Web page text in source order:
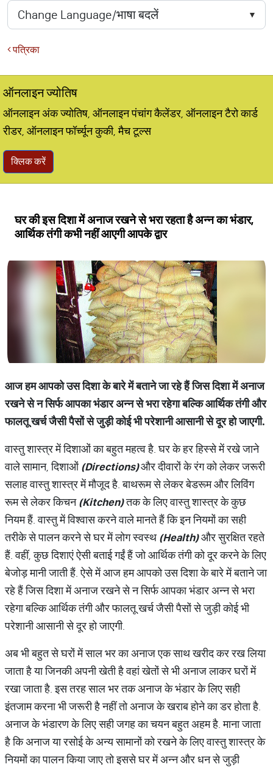
पत्रिका
ऑनलाइन ज्योतिष
ऑनलाइन अंक ज्योतिष, ऑनलाइन पंचांग कैलेंडर, ऑनलाइन टैरो कार्ड
रीडर, ऑनलाइन फॉर्च्यून कुकी, मैच टूल्स
क्लिक करें
घर की इस दिशा में अनाज रखने से भरा रहता है अन्न का भंडार,
आर्थिक तंगी कभी नहीं आएगी आपके द्वार
आज हम आपको उस दिशा के बारे में बताने जा रहे हैं जिस दिशा में अनाज
रखने से न सिर्फ आपका भंडार अन्न से भरा रहेगा बल्कि आर्थिक तंगी और
फालतू खर्च जैसी पैसों से जुड़ी कोई भी परेशानी आसानी से दूर हो जाएगी.
वास्तु शास्त्र में दिशाओं का बहुत महत्व है. घर के हर हिस्से में रखे जाने
वाले सामान, दिशाओं(Directions)और दीवारों के रंग को लेकर जरूरी
सलाह वास्तु शास्त्र में मौजूद है. बाथरूम से लेकर बेडरूम और लिविंग
रूम से लेकर किचन(Kitchen)तक के लिए वास्तु शास्त्र के कुछ
नियम हैं. वास्तु में विश्वास करने वाले मानते हैं कि इन नियमों का सही
तरीके से पालन करने से घर में लोग स्वस्थ (Health)और सुरक्षित रहते
हैं. वहीं, कुछ दिशाएं ऐसी बताई गईं हैं जो आर्थिक तंगी को दूर करने के लिए
बेजोड़ मानी जाती हैं. ऐसे में आज हम आपको उस दिशा के बारे में बताने जा
रहे हैं जिस दिशा में अनाज रखने से न सिर्फ आपका भंडार अन्न से भरा
रहेगा बल्कि आर्थिक तंगी और फालतू खर्च जैसी पैसों से जुड़ी कोई भी
परेशानी आसानी से दूर हो जाएगी.
अब भी बहुत से घरों में साल भर का अनाज एक साथ खरीद कर रख लिया
जाता है या जिनकी अपनी खेती है वहां खेतों से भी अनाज लाकर घरों में
रखा जाता है. इस तरह साल भर तक अनाज के भंडार के लिए सही
इंतजाम करना भी जरूरी है नहीं तो अनाज के खराब होने का डर होता है.
अनाज के भंडारण के लिए सही जगह का चयन बहुत अहम है. माना जाता
है कि अनाज या रसोई के अन्य सामानों को रखने के लिए वास्तु शास्त्र के
नियमों का पालन किया जाए तो इससे घर में अन्न और धन से जुड़ी